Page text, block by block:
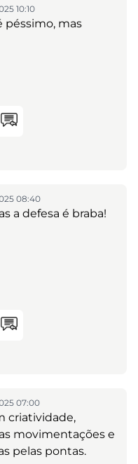
10:10
péssimo, mas
08:40
a defesa é braba!
07:00
criatividade,
movimentações e
pelas pontas.